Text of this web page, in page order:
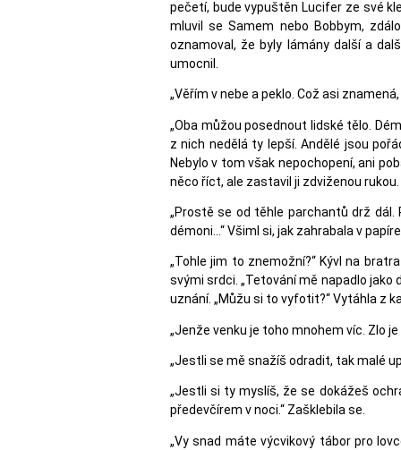
pečetí, bude vypuštěn Lucifer ze své
mluvil se Samem nebo Bobbym,
oznamoval, že byly lámány další a
umocnil.
„Věřím v nebe a peklo. Což asi
„Oba můžou posednout lidské tělo.
z nich nedělá ty lepší. Andělé jsou
Nebylo v tom však nepochopení, ani
něco říct, ale zastavil ji zdviženou rukou.
„Prostě se od těhle parchantů drž
démoni…“ Všiml si, jak zahrabala v
„Tohle jim to znemožní?“ Kývl na
svými srdci. „Tetování mě napadlo
uznání. „Můžu si to vyfotit?“ Vytáhla z
„Jenže venku je toho mnohem víc. Zlo
„Jestli se mě snažíš odradit, tak malé
„Jestli si ty myslíš, že se dokážeš
předevčírem v noci.“ Zašklebila se.
„Vy snad máte výcvikový tábor pro